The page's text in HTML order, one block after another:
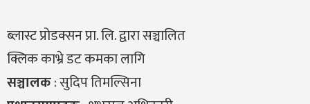
ब्लास्ट प्रोडक्सन प्रा. लि. द्वारा सञ्चालित
क्लिक काभ्रे डट कमका लागि
सञ्चालक: सुदिप तिमल्सिना